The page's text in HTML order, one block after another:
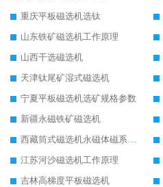
重庆平板磁选机选钛
山东铁矿磁选机工作原理
山西干选磁选机
天津钛尾矿湿式磁选机
宁夏平板磁选机选矿规格参数
新疆永磁铁矿磁选机
西藏筒式磁选机永磁体磁系设计
江苏河沙磁选机工作原理
吉林高梯度平板磁选机